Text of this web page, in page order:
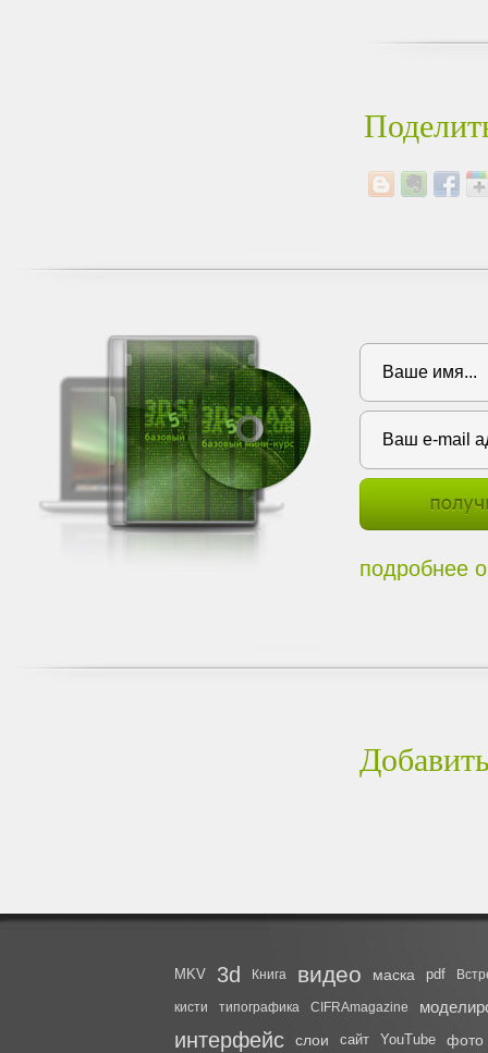
подробнее
MKV 3d Книга видео маска pdf
кисти типографика CIFRAmagazine
интерфейс слои сайт YouTube фото